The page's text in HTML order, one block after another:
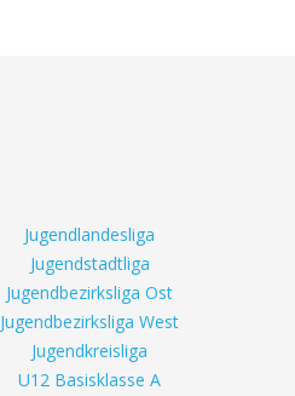
Jugendlandesliga
Jugendstadtliga
Jugendbezirksliga Ost
Jugendbezirksliga West
Jugendkreisliga
U12 Basisklasse A